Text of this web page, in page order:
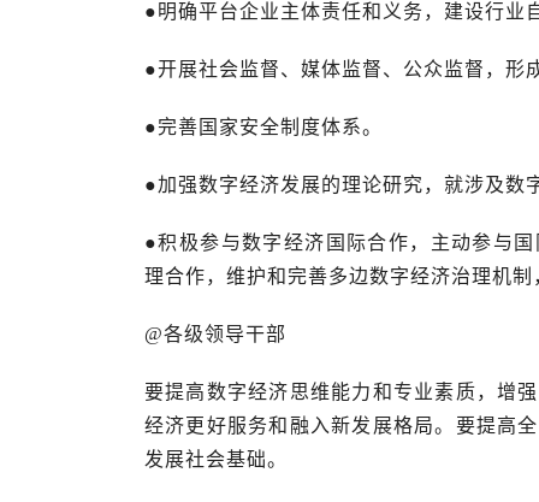
●明确平台企业主体责任和义务，建设行业
●开展社会监督、媒体监督、公众监督，形
●完善国家安全制度体系。
●加强数字经济发展的理论研究，就涉及数
●积极参与数字经济国际合作，主动参与
理合作，维护和完善多边数字经济治理机
@各级领导干部
要提高数字经济思维能力和专业素质，增
经济更好服务和融入新发展格局。要提高
发展社会基础。